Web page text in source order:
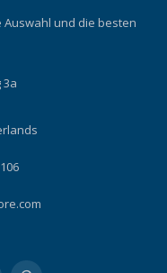
Auswahl und die besten